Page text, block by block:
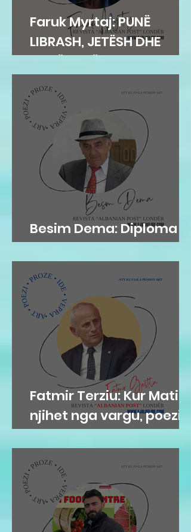
Faruk Myrtaj: PUNË
LIBRASH, JETËSH DHE
KOHËSH TË VONUARA
Besim Dema: Diploma
shkelqyshëm...
Fatmir Terziu: Kur Mati
njihet nga vargu, poezia
dhe Fati